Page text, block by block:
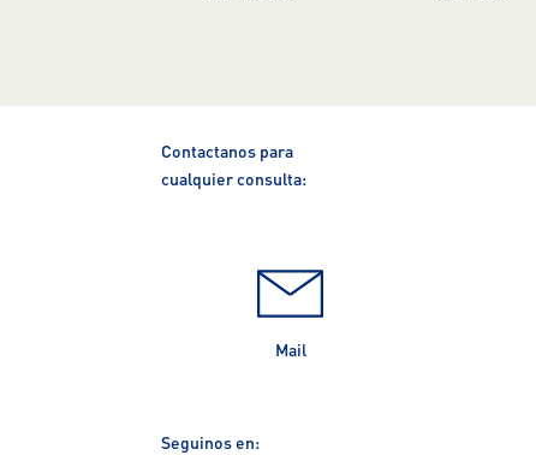
Contactanos para
cualquier consulta:
Mail
Seguinos en: